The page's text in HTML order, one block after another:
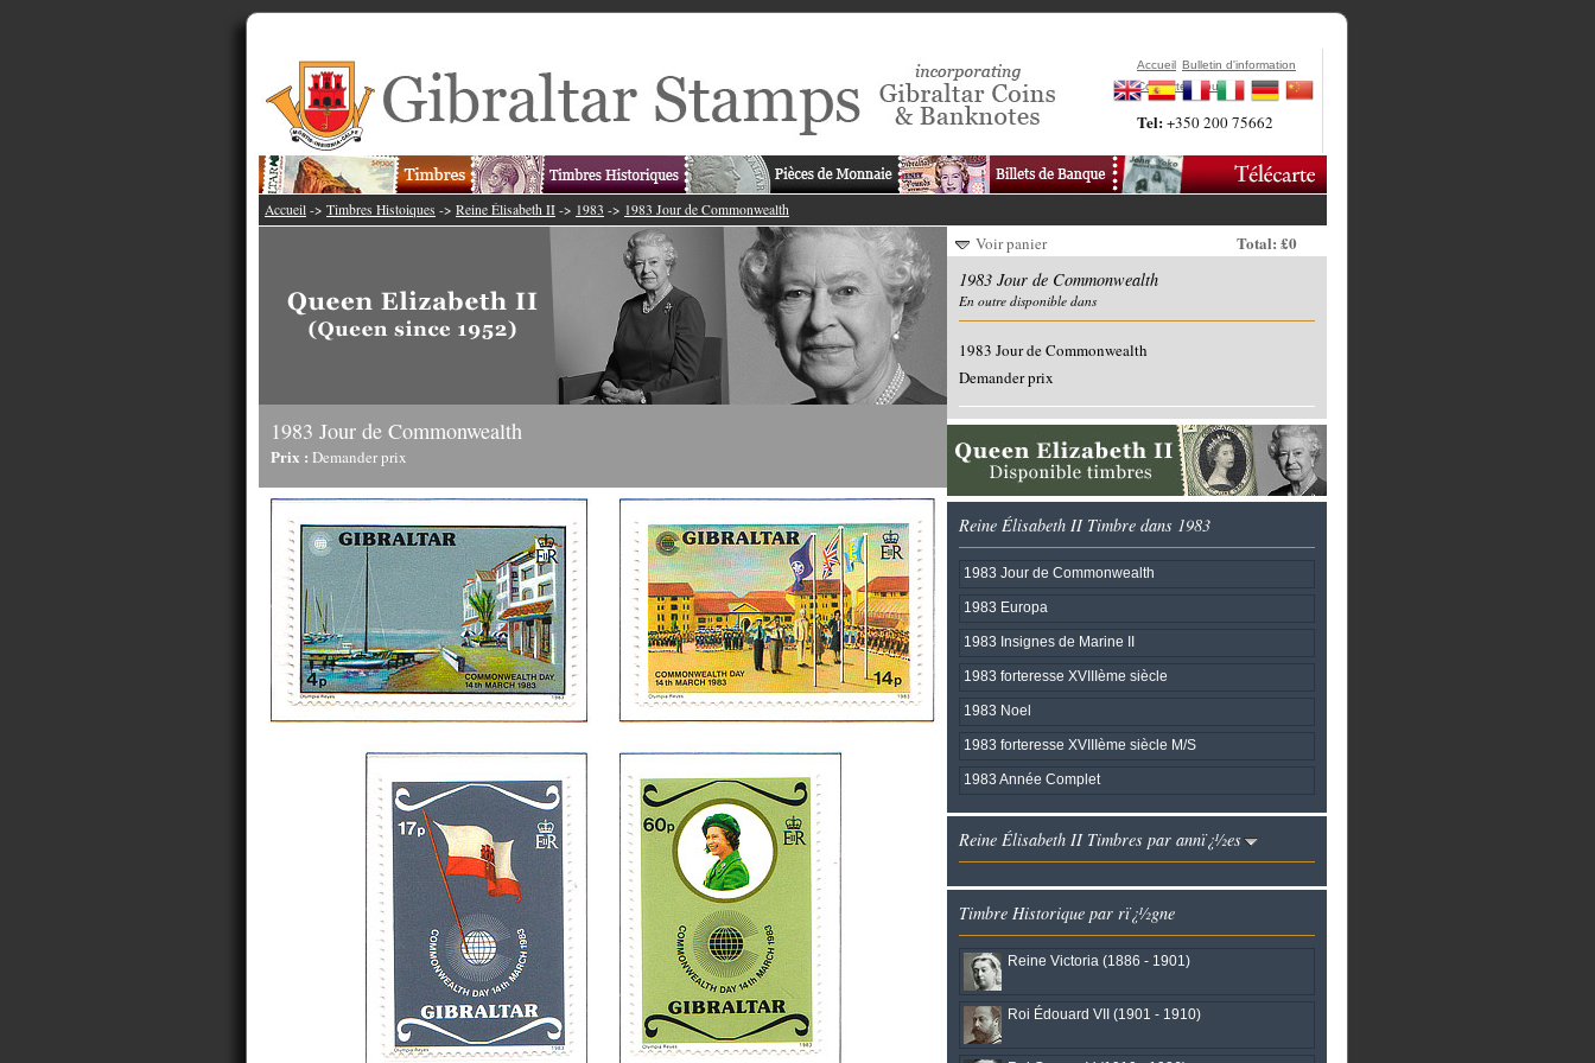
Accueil Bulletin d'information
Contactez-Nous
Tel:+350 200 75662
Accueil -> Timbres Histoiques -> Reine Élisabeth II -> 1983 -> 1983 Jour de Commonwealth
1983 Jour de Commonwealth
Prix : Demander prix
Voir panier
Total: £0
1983 Jour de Commonwealth
En outre disponible dans
1983 Jour de Commonwealth
Demander prix
Reine Élisabeth II Timbre dans 1983
1983 Jour de Commonwealth
1983 Europa
1983 Insignes de Marine II
1983 forteresse XVIIIème siècle
1983 Noel
1983 forteresse XVIIIème siècle M/S
1983 Année Complet
Reine Élisabeth II Timbres par annï¿½es
Timbre Historique par rï¿½gne
Reine Victoria (1886 - 1901)
Roi Édouard VII (1901 - 1910)